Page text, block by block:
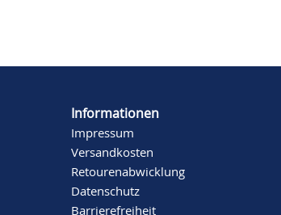
Informationen
Impressum
Versandkosten
Retourenabwicklung
Datenschutz
Barrierefreiheit